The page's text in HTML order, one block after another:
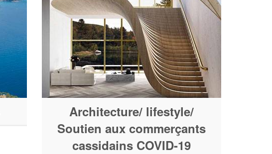
Architecture/ lifestyle/
Soutien aux commerçants
cassidains COVID-19